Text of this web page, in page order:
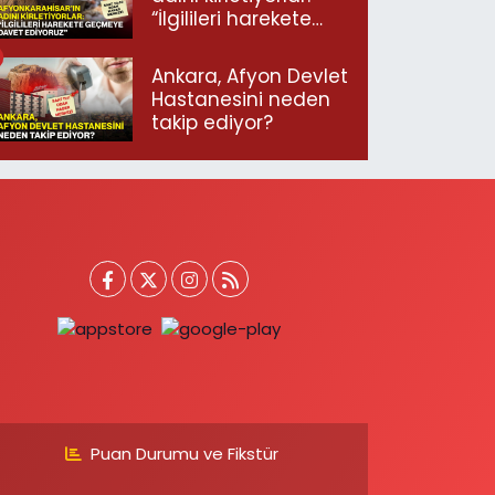
“İlgilileri harekete
ediyoruz”
Ankara, Afyon Devlet
Hastanesini neden
takip ediyor?
Puan Durumu ve Fikstür